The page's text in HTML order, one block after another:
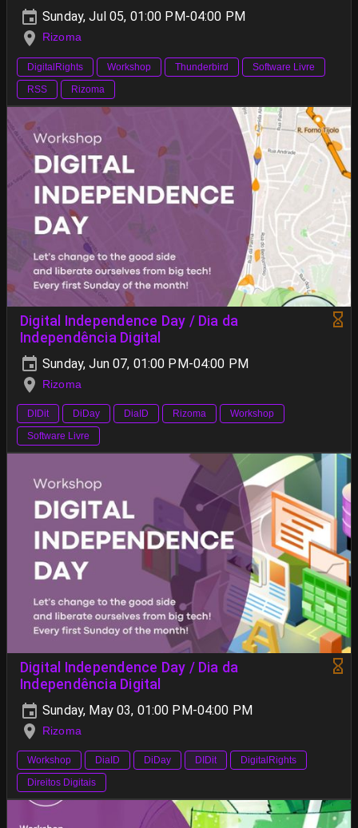
Sunday, Jul 05, 01:00 PM-04:00 PM
Rizoma
DigitalRights Workshop Thunderbird
Software Livre
RSS
Rizoma
Digital Independence Day / Dia da
Independência Digital
Sunday, Jun 07, 01:00 PM-04:00 PM
Rizoma
DIDit DiDay DiaID Rizoma
Workshop
Software Livre
Digital Independence Day / Dia da
Independência Digital
Sunday, May 03, 01:00 PM-04:00 PM
Rizoma
Workshop DiaID DiDay DIDit
DigitalRights
Direitos Digitais